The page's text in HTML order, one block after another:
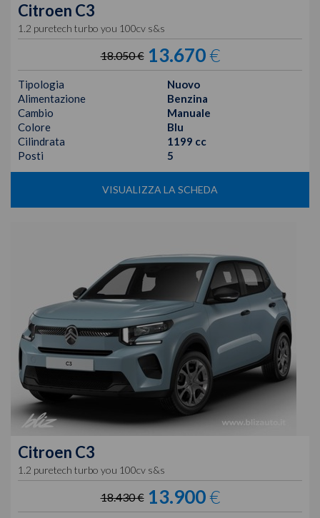
Citroen C3
1.2 puretech turbo you 100cv s&s
18.050 € 13.670€
Tipologia
Nuovo
Alimentazione
Benzina
Cambio
Manuale
Colore
Blu
Cilindrata
1199 cc
Posti
5
VISUALIZZA LA SCHEDA
Citroen C3
1.2 puretech turbo you 100cv s&s
18.430 € 13.900€